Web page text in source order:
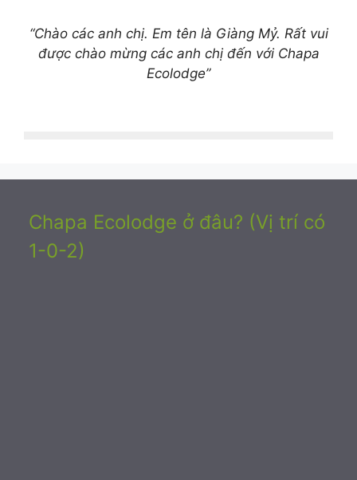
“Chào các anh chị. Em tên là Giàng Mỷ. Rất vui
được chào mừng các anh chị đến với Chapa
Ecolodge”
Chapa Ecolodge ở đâu? (Vị trí có
1-0-2)